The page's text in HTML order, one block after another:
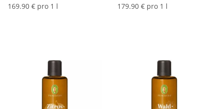
169.90 € pro 1 l
179.90 € pro 1 l